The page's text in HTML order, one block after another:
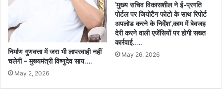
निर्माण गुणवत्ता में जरा भी लापरवाही नहीं
चलेगी – मुख्यमंत्री विष्णुदेव साय….
May 2, 2026
’मुख्य सचिव विकासशील ने ई-प्रगति
पोर्टल पर जियोटैग फोटो के साथ रिपोर्ट
अपलोड करने के निर्देश’,काम में बेवजह
देरी करने वाली एजेंसियों पर होगी सख्त
कार्रवाई…..
May 26, 2026